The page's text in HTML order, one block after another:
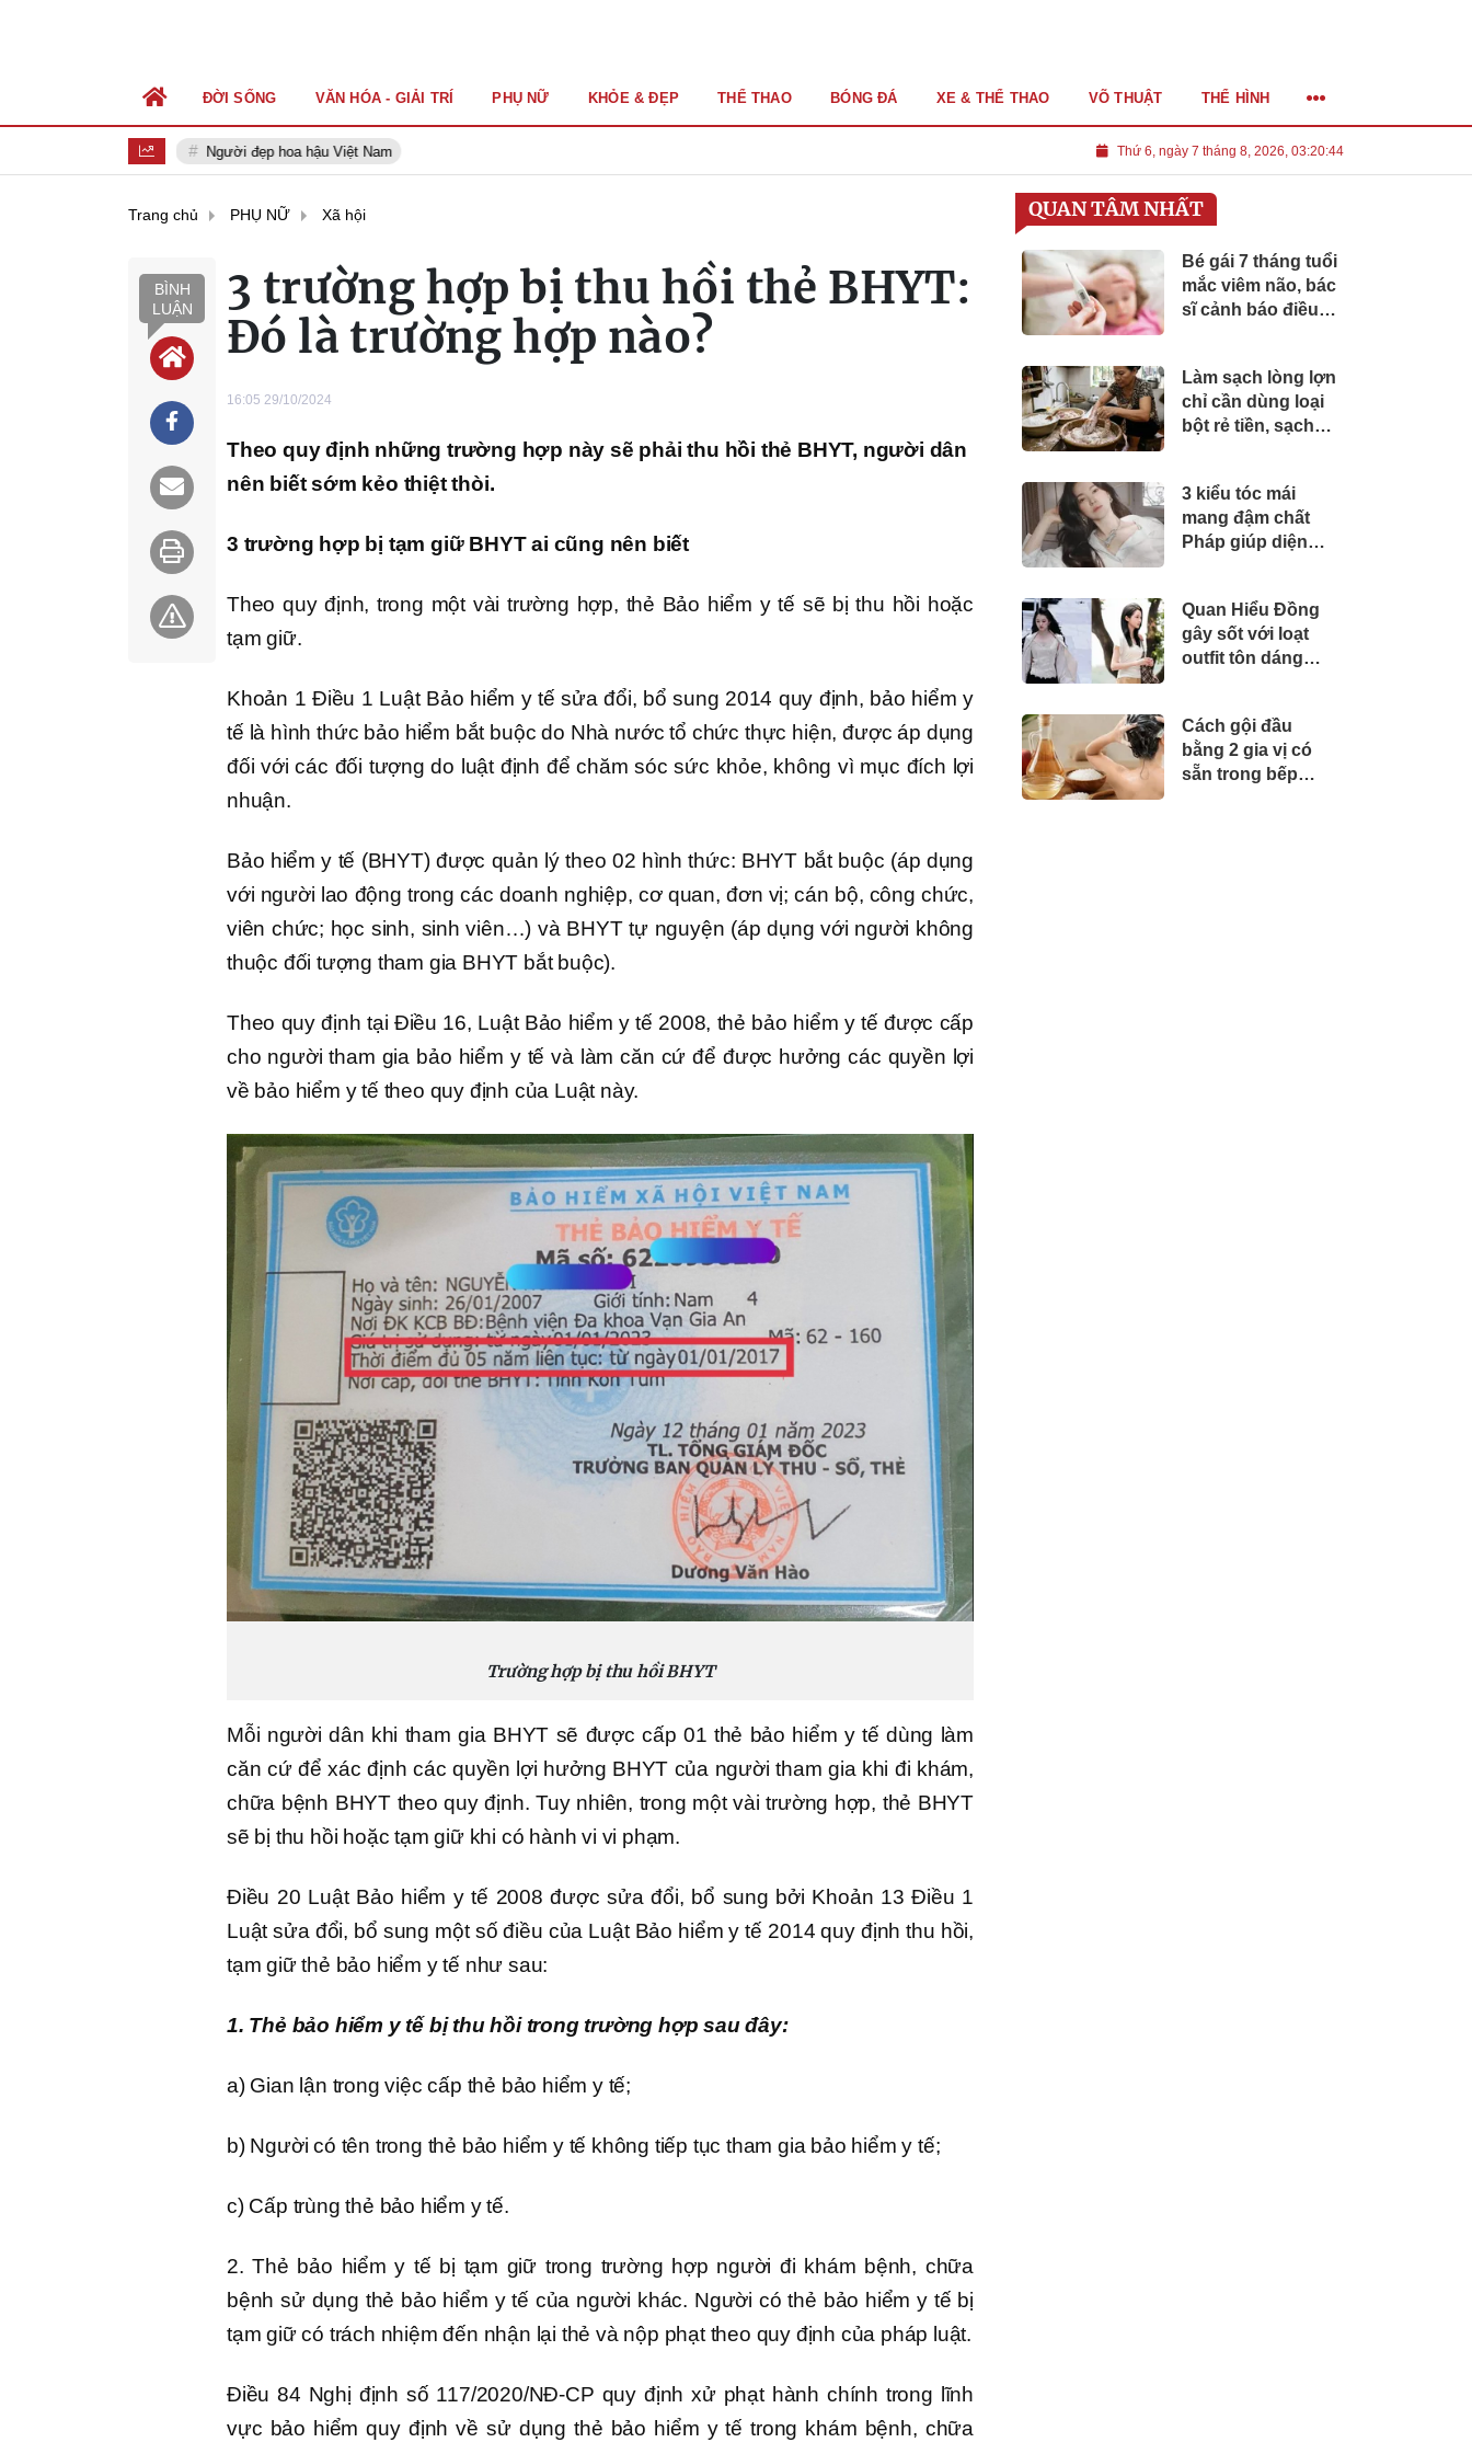
Người đẹp hoa hậu Việt Nam Thứ 6, ngày 7 tháng 8, 2026, 03:20:46
ĐỜI SỐNG VĂN HÓA - GIẢI TRÍ PHỤ NỮ KHỎE & ĐẸP THỂ THAO BÓNG ĐÁ XE & THỂ THAO VÕ THUẬT THỂ HÌNH
Trang chủ PHỤ NỮ Xã hội
BÌNH
LUẬN
3 trường hợp bị thu hồi thẻ BHYT:
Đó là trường hợp nào?
16:05 29/10/2024
Theo quy định những trường hợp này sẽ phải thu hồi thẻ BHYT, người dân
nên biết sớm kẻo thiệt thòi.
3 trường hợp bị tạm giữ BHYT ai cũng nên biết
Theo quy định, trong một vài trường hợp, thẻ Bảo hiểm y tế sẽ bị thu hồi hoặc
tạm giữ.
Khoản 1 Điều 1 Luật Bảo hiểm y tế sửa đổi, bổ sung 2014 quy định, bảo hiểm y
tế là hình thức bảo hiểm bắt buộc do Nhà nước tổ chức thực hiện, được áp dụng
đối với các đối tượng do luật định để chăm sóc sức khỏe, không vì mục đích lợi
nhuận.
Bảo hiểm y tế (BHYT) được quản lý theo 02 hình thức: BHYT bắt buộc (áp dụng
với người lao động trong các doanh nghiệp, cơ quan, đơn vị; cán bộ, công chức,
viên chức; học sinh, sinh viên…) và BHYT tự nguyện (áp dụng với người không
thuộc đối tượng tham gia BHYT bắt buộc).
Theo quy định tại Điều 16, Luật Bảo hiểm y tế 2008, thẻ bảo hiểm y tế được cấp
cho người tham gia bảo hiểm y tế và làm căn cứ để được hưởng các quyền lợi
về bảo hiểm y tế theo quy định của Luật này.
Trường hợp bị thu hồi BHYT
Mỗi người dân khi tham gia BHYT sẽ được cấp 01 thẻ bảo hiểm y tế dùng làm
căn cứ để xác định các quyền lợi hưởng BHYT của người tham gia khi đi khám,
chữa bệnh BHYT theo quy định. Tuy nhiên, trong một vài trường hợp, thẻ BHYT
sẽ bị thu hồi hoặc tạm giữ khi có hành vi vi phạm.
Điều 20 Luật Bảo hiểm y tế 2008 được sửa đổi, bổ sung bởi Khoản 13 Điều 1
Luật sửa đổi, bổ sung một số điều của Luật Bảo hiểm y tế 2014 quy định thu hồi,
tạm giữ thẻ bảo hiểm y tế như sau:
1. Thẻ bảo hiểm y tế bị thu hồi trong trường hợp sau đây:
a) Gian lận trong việc cấp thẻ bảo hiểm y tế;
b) Người có tên trong thẻ bảo hiểm y tế không tiếp tục tham gia bảo hiểm y tế;
c) Cấp trùng thẻ bảo hiểm y tế.
2. Thẻ bảo hiểm y tế bị tạm giữ trong trường hợp người đi khám bệnh, chữa
bệnh sử dụng thẻ bảo hiểm y tế của người khác. Người có thẻ bảo hiểm y tế bị
tạm giữ có trách nhiệm đến nhận lại thẻ và nộp phạt theo quy định của pháp luật.
Điều 84 Nghị định số 117/2020/NĐ-CP quy định xử phạt hành chính trong lĩnh
vực bảo hiểm quy định về sử dụng thẻ bảo hiểm y tế trong khám bệnh, chữa
QUAN TÂM NHẤT
Bé gái 7 tháng tuổi
mắc viêm não, bác
sĩ cảnh báo điều
quan
Làm sạch lòng lợn
chỉ cần dùng loại
bột rẻ tiền, sạch
3 kiểu tóc mái
mang đậm chất
Pháp giúp diện
Quan Hiểu Đồng
gây sốt với loạt
outfit tôn dáng
theo
Cách gội đầu
bằng 2 gia vị có
sẵn trong bếp